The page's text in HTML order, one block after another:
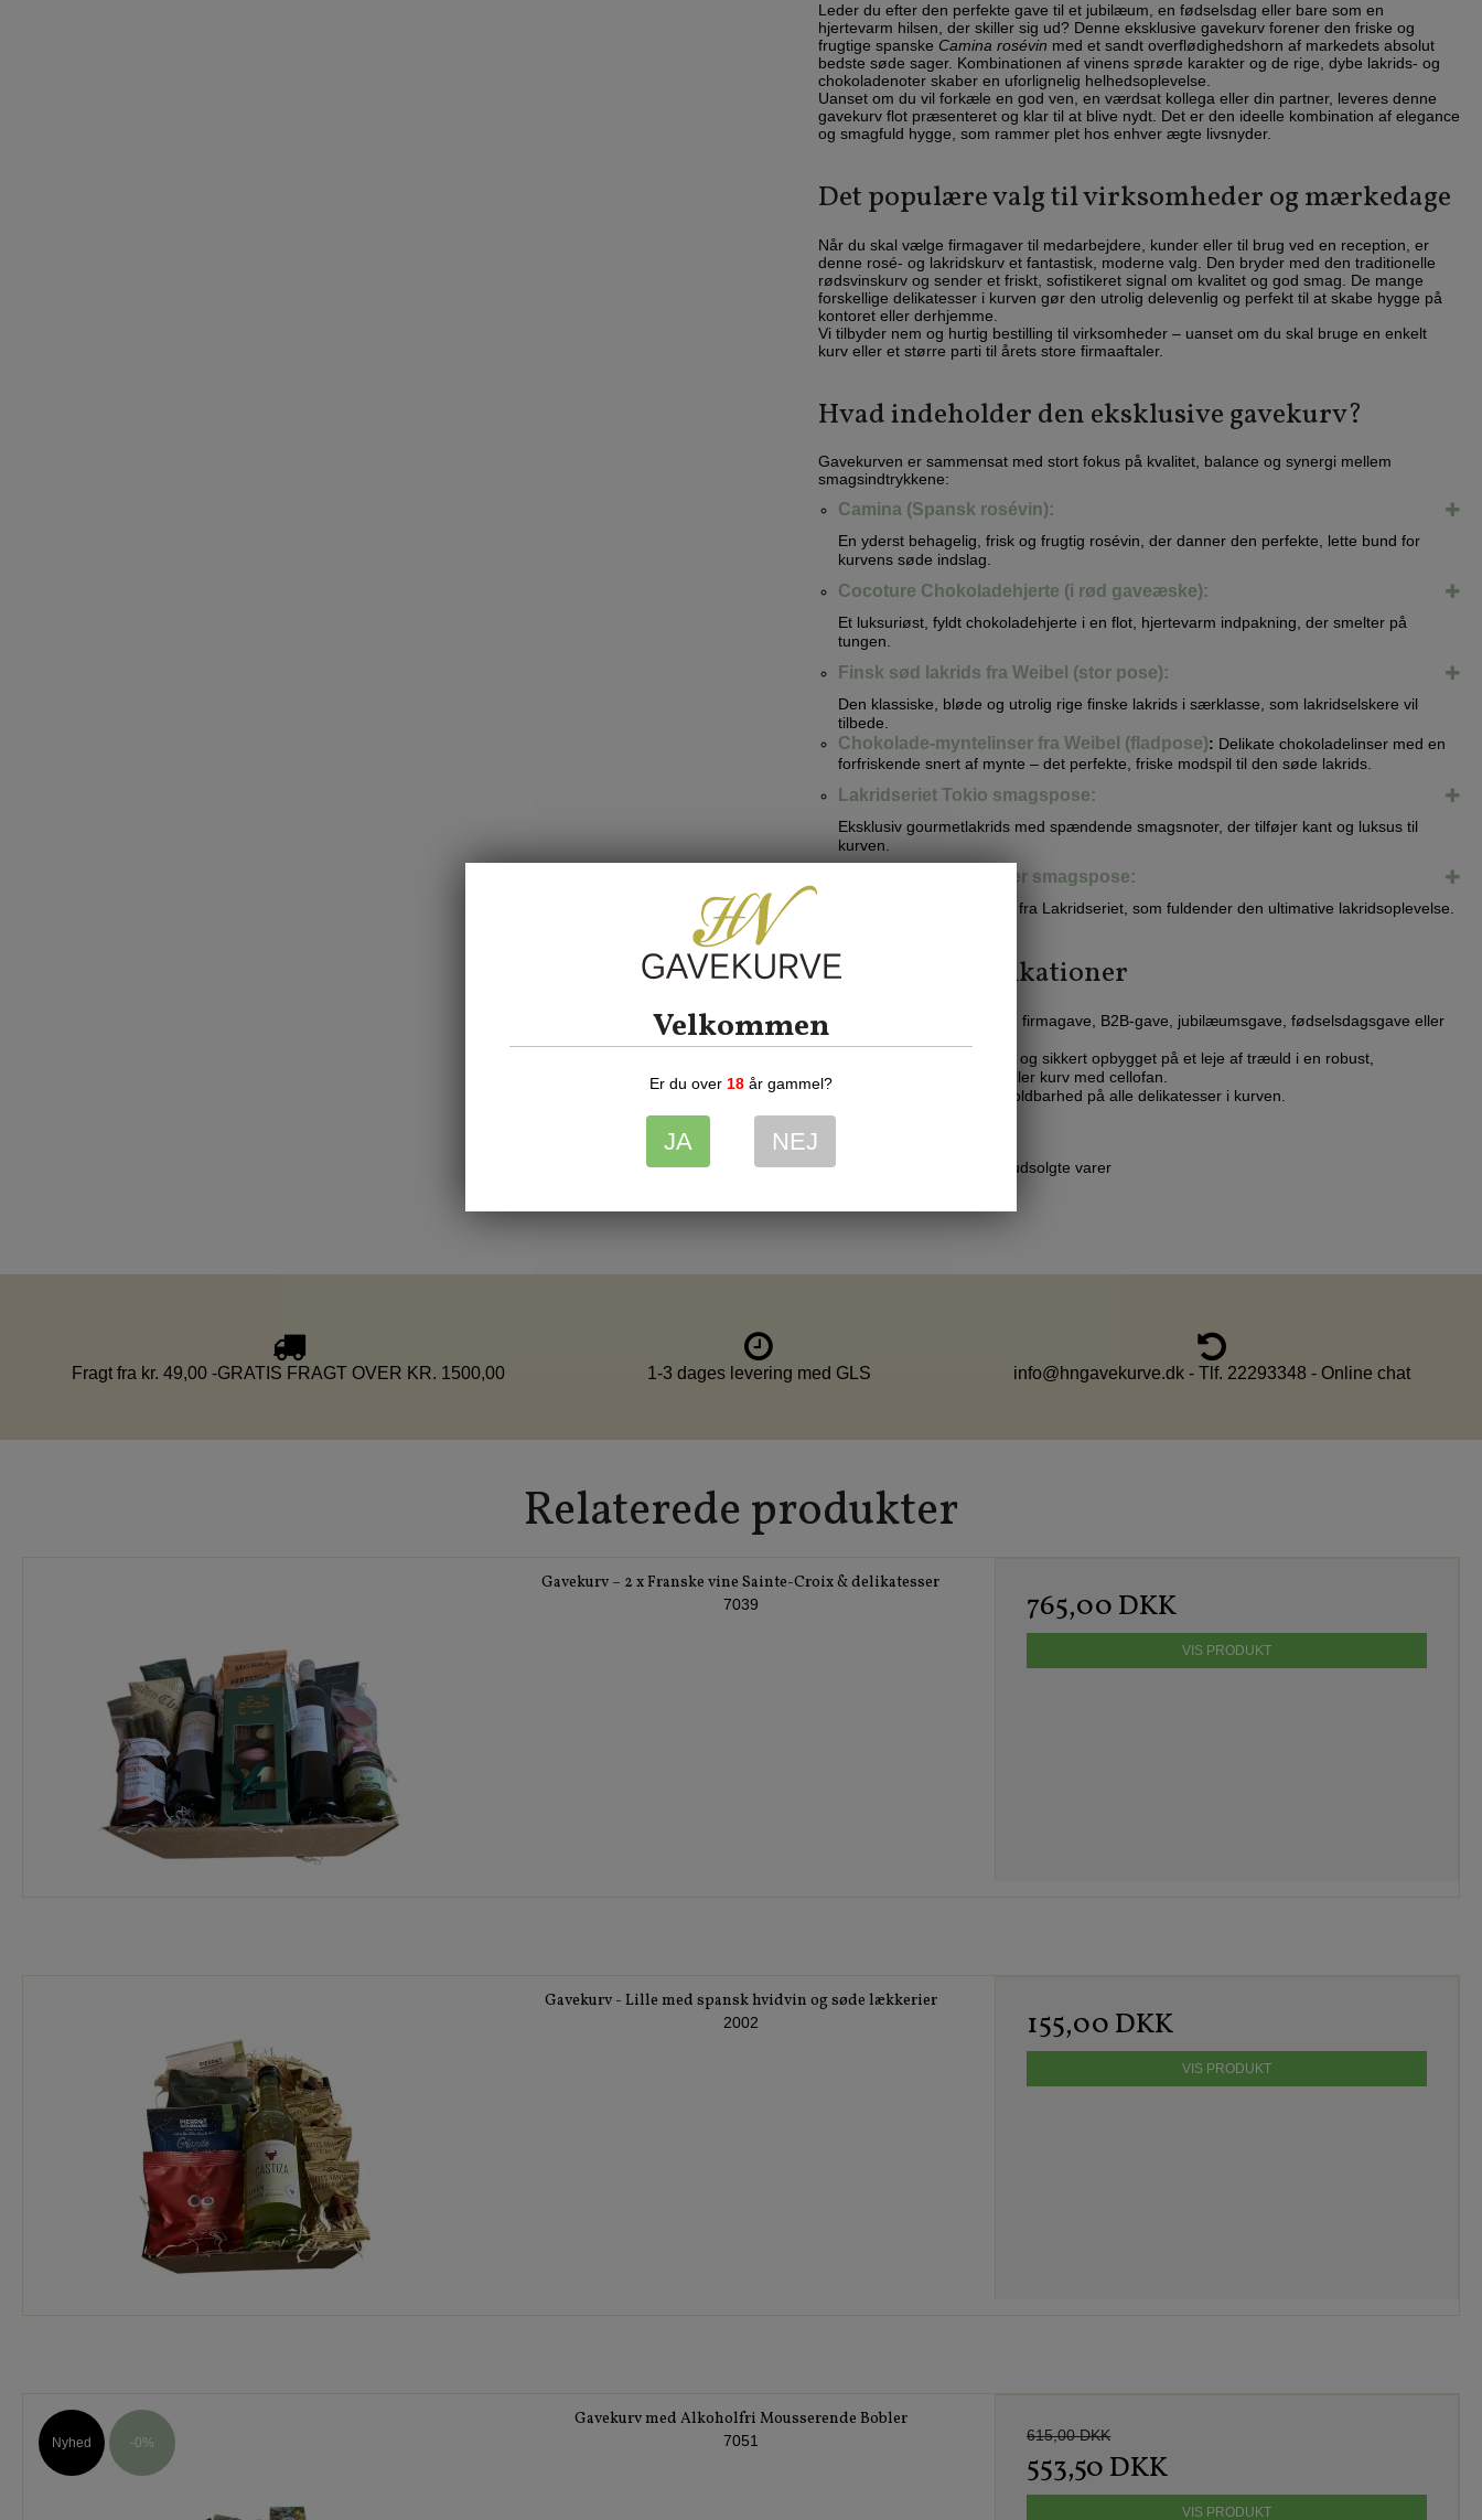
Leder du efter den perfekte gave til et jubilæum, en fødselsdag eller bare som en
hjertevarm hilsen, der skiller sig ud? Denne eksklusive gavekurv forener den friske og
frugtige spanske Camina rosévin med et sandt overflødighedshorn af markedets absolut
bedste søde sager. Kombinationen af vinens sprøde karakter og de rige, dybe lakrids- og
chokoladenoter skaber en uforlignelig helhedsoplevelse.
Uanset om du vil forkæle en god ven, en værdsat kollega eller din partner, leveres denne
gavekurv flot præsenteret og klar til at blive nydt. Det er den ideelle kombination af elegance
og smagfuld hygge, som rammer plet hos enhver ægte livsnyder.
Det populære valg til virksomheder og mærkedage
Når du skal vælge firmagaver til medarbejdere, kunder eller til brug ved en reception, er
denne rosé- og lakridskurv et fantastisk, moderne valg. Den bryder med den traditionelle
rødsvinskurv og sender et friskt, sofistikeret signal om kvalitet og god smag. De mange
forskellige delikatesser i kurven gør den utrolig delevenlig og perfekt til at skabe hygge på
kontoret eller derhjemme.
Vi tilbyder nem og hurtig bestilling til virksomheder – uanset om du skal bruge en enkelt
kurv eller et større parti til årets store firmaaftaler.
Hvad indeholder den eksklusive gavekurv?
Gavekurven er sammensat med stort fokus på kvalitet, balance og synergi mellem
smagsindtrykkene:
Camina (Spansk rosévin):
En yderst behagelig, frisk og frugtig rosévin, der danner den perfekte, lette bund for
kurvens søde indslag.
Cocoture Chokoladehjerte (i rød gaveæske):
Et luksuriøst, fyldt chokoladehjerte i en flot, hjertevarm indpakning, der smelter på
tungen.
Finsk sød lakrids fra Weibel (stor pose):
Den klassiske, bløde og utrolig rige finske lakrids i særklasse, som lakridselskere vil
tilbede.
Chokolade-myntelinser fra Weibel (fladpose): Delikate chokoladelinser med en
forfriskende snert af mynte – det perfekte, friske modspil til den søde lakrids.
Lakridseriet Tokio smagspose:
Eksklusiv gourmetlakrids med spændende smagsnoter, der tilføjer kant og luksus til
kurven.
Lakridseriet Stavanger smagspose:
Endnu en populær favorit fra Lakridseriet, som fuldender den ultimative lakridsoplevelse.
Tekniske specifikationer
Oplagt som firmagave, B2B-gave, jubilæumsgave, fødselsdagsgave eller
Leveres flot og sikkert opbygget på et leje af træuld i en robust,
præsentabel gaveæske eller kurv med cellofan.
Altid lang holdbarhed på alle delikatesser i kurven.
*Indholdet kan varierer ved udsolgte varer
Fragt fra kr. 49,00 -GRATIS FRAGT OVER KR. 1500,00 1-3 dages levering med GLS info@hngavekurve.dk - Tlf. 22293348 - Online chat
Relaterede produkter
Gavekurv – 2 x Franske vine Sainte-Croix & delikatesser
7039 765,00 DKK
VIS PRODUKT
Gavekurv - Lille med spansk hvidvin og søde lækkerier
2002 155,00 DKK
VIS PRODUKT
Nyhed -0%
Gavekurv med Alkoholfri Mousserende Bobler
7051 615,00 DKK
553,50 DKK
VIS PRODUKT
Velkommen
Er du over 18 år gammel?
JA NEJ